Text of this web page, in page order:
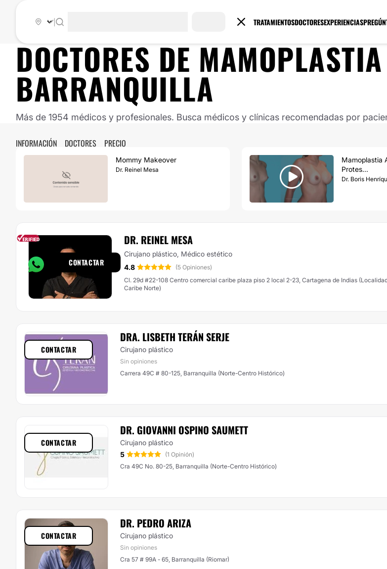
TRATAMIENTOSDOCTORESEXPERIENCIAS
DOCTORES DE
BARRANQUILLA
Más de 1954 médicos y profesionales. Busca médicos y clínicas recomendadas por
INFORMACIÓN DOCTORES PRECIO
Mommy Makeover
Dr. Reinel Mesa
Mamoplastia
Protes...
Dr. Boris
DR. REINEL MESA
Cirujano plástico, Médico estético
4.8
(5 Opiniones)
Cl. 29d #22-108 Centro comercial caribe plaza piso 2 local 2-23, Cartagena de Indias
Caribe Norte)
Responde en
CONTACTAR
DRA. LISBETH TERÁN SERJE
Cirujano plástico
Sin opiniones
Carrera 49C # 80-125, Barranquilla (Norte-Centro Histórico)
CONTACTAR
DR. GIOVANNI OSPINO SAUMETT
Cirujano plástico
5
(1 Opinión)
Cra 49C No. 80-25, Barranquilla (Norte-Centro Histórico)
CONTACTAR
DR. PEDRO ARIZA
Cirujano plástico
Sin opiniones
Cra 57 # 99A - 65, Barranquilla (Riomar)
CONTACTAR